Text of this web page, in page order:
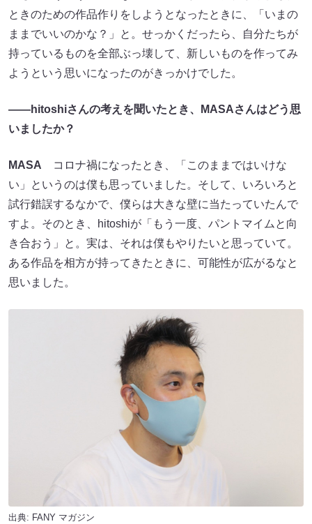
ときのための作品作りをしようとなったときに、「いまの
ままでいいのかな？」と。せっかくだったら、自分たちが
持っているものを全部ぶっ壊して、新しいものを作ってみ
ようという思いになったのがきっかけでした。
――hitoshiさんの考えを聞いたとき、MASAさんはどう思
いましたか？
MASA コロナ禍になったとき、「このままではいけな
い」というのは僕も思っていました。そして、いろいろと
試行錯誤するなかで、僕らは大きな壁に当たっていたんで
すよ。そのとき、hitoshiが「もう一度、パントマイムと向
き合おう」と。実は、それは僕もやりたいと思っていて。
ある作品を相方が持ってきたときに、可能性が広がるなと
思いました。
出典: FANY マガジン